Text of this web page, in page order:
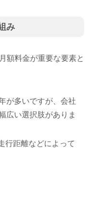
み
額料金が重要な要素と
が多いですが、会社
広い選択肢がありま
行距離などによって